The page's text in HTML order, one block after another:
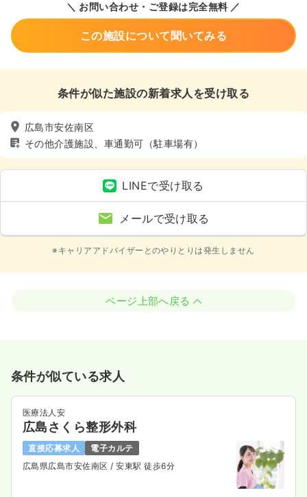
＼ お問い合わせ・ご登録は完全無料 ／
この施設について聞いてみる
条件が似た施設の新着求人を受け取る
広島市安佐南区
その他介護施設、車通勤可（駐車場有）
LINEで受け取る
メールで受け取る
※キャリアアドバイザーとのやりとりは発生しません
ページ上部へ戻る
条件が似ている求人
医療法人安
広島さくら整形外科
直接応募求人
電子カルテ
広島県広島市安佐南区 / 安東駅 徒歩6分